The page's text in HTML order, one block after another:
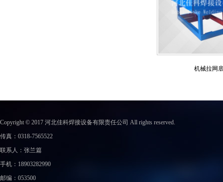
机械拉网底网排焊
Copyright © 2017 河北佳科焊接设备有限责任公司 All rights reserved.
传真：0318-7565522
联系人：张兰篇
手机：18903282990
邮编：053500